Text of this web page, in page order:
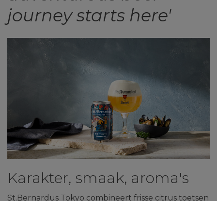
journey starts here'
Karakter, smaak, aroma's
St.Bernardus Tokyo combineert frisse citrus toetsen